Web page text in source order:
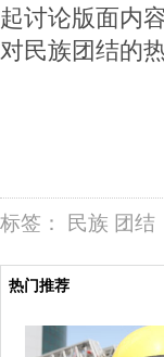
起讨论版面内
对民族团结的
标签： 民族 团结
热门推荐